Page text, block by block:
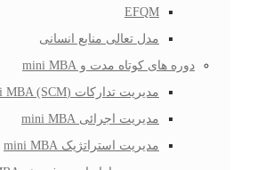
EFQM
مدل تعالی منابع انسانی
دوره های کوتاه مدت و mini MBA
مدیریت تدارکات (mini MBA (SCM
مدیریت اجرائی mini MBA
مدیریت استراتژیک mini MBA